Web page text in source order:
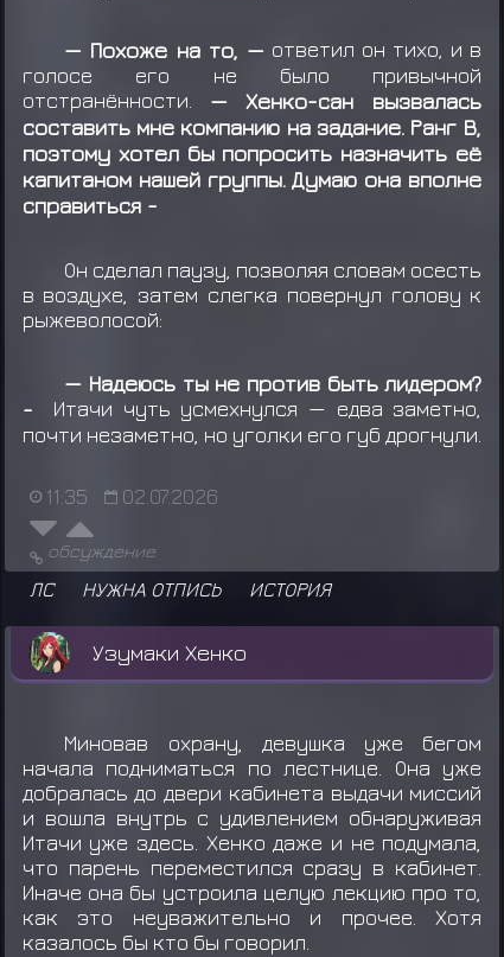
— Похоже на то, —ответил он тихо, и в
голосе его не было привычной
отстранённости. — Хенко-сан вызвалась
составить мне компанию на задание. Ранг B,
поэтому хотел бы попросить назначить её
капитаном нашей группы. Думаю она вполне
справиться -
Он сделал паузу, позволяя словам осесть
в воздухе, затем слегка повернул голову к
рыжеволосой:
— Надеюсь ты не против быть лидером?
- Итачи чуть усмехнулся — едва заметно,
почти незаметно, но уголки его губ дрогнули.
11:35 02.07.2026
обсуждение
ЛС НУЖНА ОТПИСЬ ИСТОРИЯ
Узумаки Хенко
Миновав охрану, девушка уже бегом
начала подниматься по лестнице. Она уже
добралась до двери кабинета выдачи миссий
и вошла внутрь с удивлением обнаруживая
Итачи уже здесь. Хенко даже и не подумала,
что парень переместился сразу в кабинет.
Иначе она бы устроила целую лекцию про то,
как это неуважительно и прочее. Хотя
казалось бы кто бы говорил.